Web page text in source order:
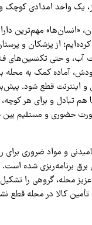
یک واحد امدادی
«انسان‌ها» مهم‌ترین
از پزشکان و
و حتی تکنسین‌های
آماده کمک به محله
اینترنت قطع شود.
تبادل و برای هر کوچه،
حضوری و مستقیم بین
و مواد ضروری
برنامه‌ریزی شده
محله، گروهی را تشکیل
کالا در محله قطع